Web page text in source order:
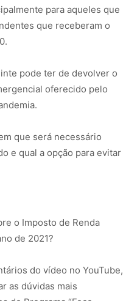
para aqueles que
que receberam o
pode ter de devolver o
oferecido pelo
que será necessário
e qual a opção para evitar
o Imposto de Renda
de 2021?
do vídeo no YouTube,
as dúvidas mais